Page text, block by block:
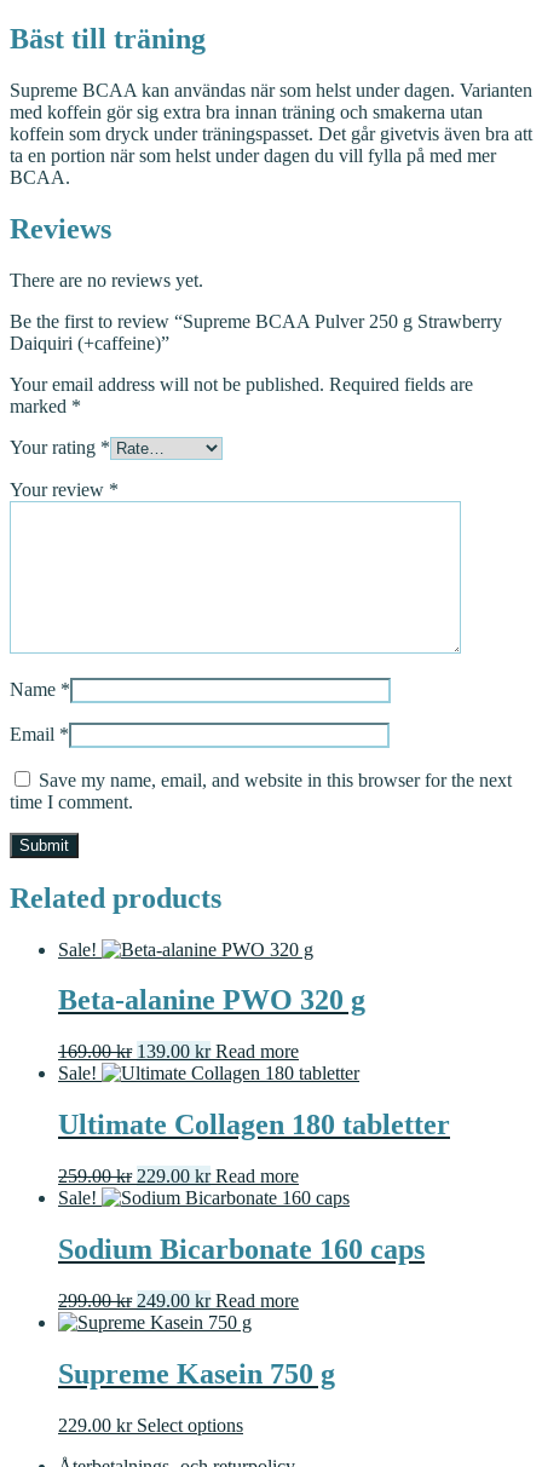
Bäst till träning
Supreme BCAA kan användas när som helst under dagen. Varianten
med koffein gör sig extra bra innan träning och smakerna utan
koffein som dryck under träningspasset. Det går givetvis även bra att
ta en portion när som helst under dagen du vill fylla på med mer
BCAA.
Reviews
There are no reviews yet.
Be the first to review “Supreme BCAA Pulver 250 g Strawberry
Daiquiri (+caffeine)”
Your email address will not be published. Required fields are
marked *
Your rating *
Your review *
Name *
Email *
Save my name, email, and website in this browser for the next
time I comment.
Related products
Sale!
Beta-alanine PWO 320 g
169.00kr Original
price
169.00 kr.
139.00 krCurrent
price
139.00 kr.
Read more
Sale!
Ultimate Collagen 180 tabletter
259.00kr Original
price
259.00 kr.
229.00 krCurrent
price
229.00 kr.
Read more
Sale!
Sodium Bicarbonate 160 caps
299.00kr Original
price
299.00 kr.
249.00 krCurrent
price
249.00 kr.
Read more
Supreme Kasein 750 g
229.00 kr Select optionsThis